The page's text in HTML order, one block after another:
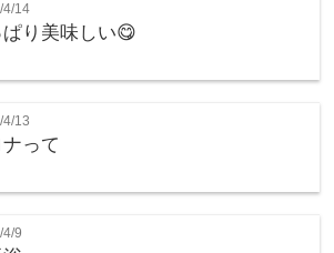
4/14
り美味しい😋
4/13
って
4/9